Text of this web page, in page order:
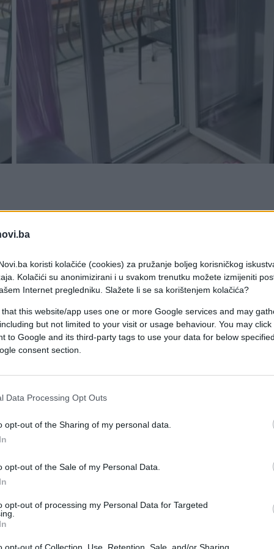
koristi kolačiće (cookies) za pružanje boljeg korisničkog
Kolačići su anonimizirani i u svakom trenutku možete izmijeniti
Internet pregledniku. Slažete li se sa korištenjem kolačića?
that this website/app uses one or more Google services and may
but not limited to your visit or usage behaviour. You may
to Google and its third-party tags to use your data for below
consent section.
Data Processing Opt Outs
opt-out of the Sharing of my personal data.
opt-out of the Sale of my Personal Data.
opt-out of processing my Personal Data for Targeted
podijelila video koji je vrlo brzo privukao
zatiču nered, oštećenja ili dodatni posao
i onu ljepšu stranu turističke sezone. Vlasnica
video koji je vrlo brzo privukao pažnju
napustili ostavljen je gotovo u savršenom
smještaj, zbog čega vlasnica nije skrivala
mogu opisati! – poručila je uz objavljeni video.
su u komentarima istaknuli kako bi takvo
on Instagram
by Tucepi